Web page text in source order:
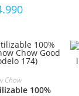
OPCIONES
Chow
100%